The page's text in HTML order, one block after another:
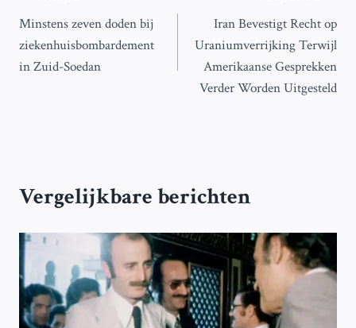
navigatie
Minstens zeven doden bij
ziekenhuisbombardement
in Zuid-Soedan
Iran Bevestigt Recht op
Uraniumverrijking Terwijl
Amerikaanse Gesprekken
Verder Worden Uitgesteld
Vergelijkbare berichten